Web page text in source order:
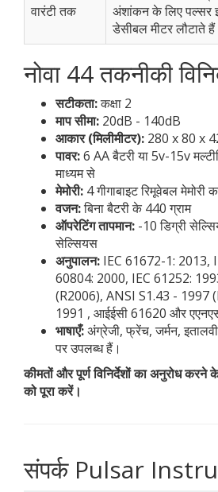
वारंटी तक
अंशांकन के लिए पल्सर
डेसीबल मीटर लौटाते
नोवा 44 तकनीकी
सटीकता:कक्षा 2
माप सीमा: 20dB - 140dB
आकार (मिलीमीटर): 280 x 80 x
पावर:6 AA बैटरी या 5v-15v
माध्यम से
मेमोरी: 4 गीगाबाइट रिमूवेबल मेमोरी
वजन:बिना बैटरी के 440 ग्राम
ऑपरेटिंग तापमान: -10 डिग्री
सेल्सियस
अनुपालन: IEC 61672-1: 2013,
60804: 2000, IEC 61252:
(R2006), ANSI S1.43 - 1997
1991 , आईईसी 61620 और
भाषाएँ:अंग्रेजी, फ्रेंच, जर्मन,
पर उपलब्ध हैं।
कीमतों और पूर्ण विनिर्देशों का अनुरोध करने
को पूरा करें।
संपर्क Pulsar